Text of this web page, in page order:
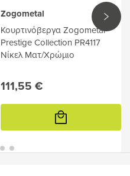
Zogometal
Κουρτινόβεργα Zogometal
Prestige Collection PR4117
Νίκελ Ματ/Χρώμιο
111,55 €
Προσθήκη
καλάθι